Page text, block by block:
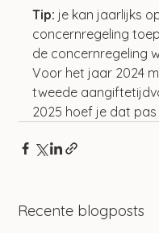
Tip: je kan jaarlijks
concernregeling
de concernregeling
Voor het jaar 2024
tweede
2025 hoef je dat
Recente blogposts